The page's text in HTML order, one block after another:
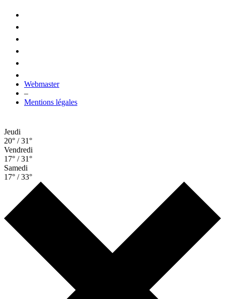
Webmaster
–
Mentions légales
Jeudi
20° / 31°
Vendredi
17° / 31°
Samedi
17° / 33°